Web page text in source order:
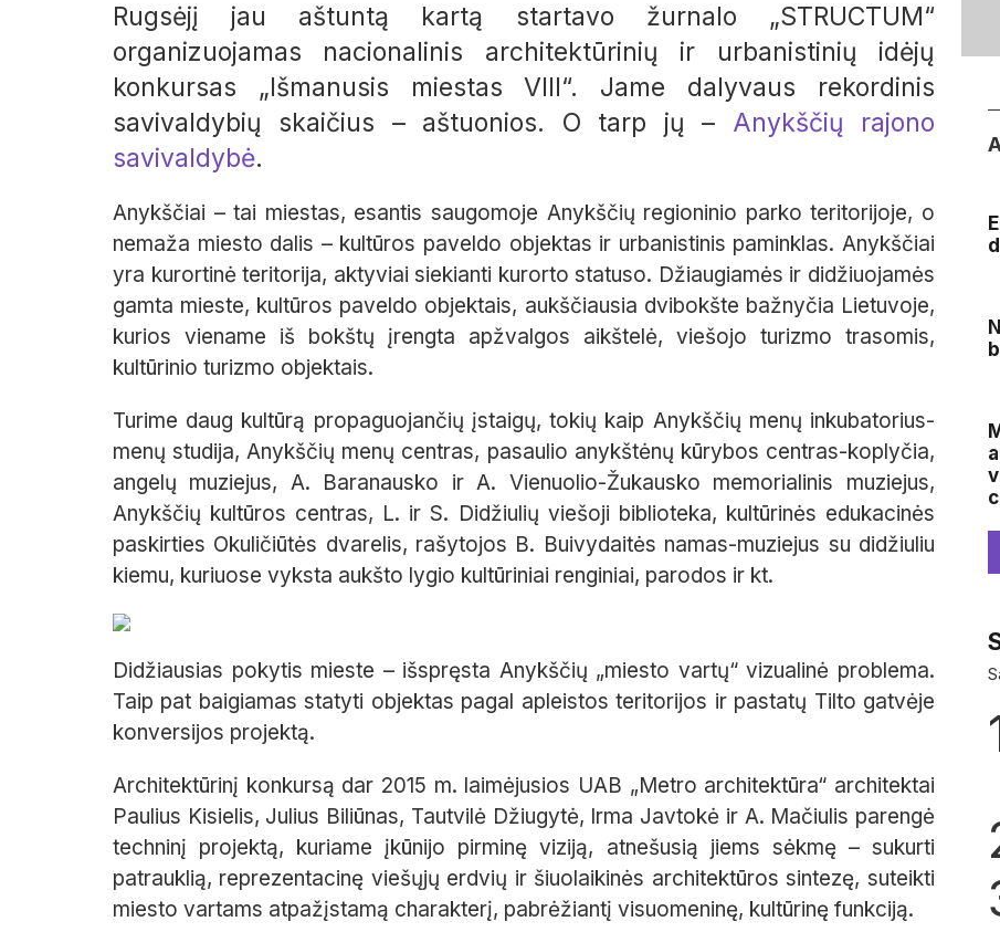
Rugsėjį jau aštuntą kartą startavo žurnalo „STRUCTUM“
organizuojamas nacionalinis architektūrinių ir urbanistinių idėjų
konkursas „Išmanusis miestas VIII“. Jame dalyvaus rekordinis
savivaldybių skaičius – aštuonios. O tarp jų – Anykščių rajono
savivaldybė.
Anykščiai – tai miestas, esantis saugomoje Anykščių regioninio parko teritorijoje, o
nemaža miesto dalis – kultūros paveldo objektas ir urbanistinis paminklas. Anykščiai
yra kurortinė teritorija, aktyviai siekianti kurorto statuso. Džiaugiamės ir didžiuojamės
gamta mieste, kultūros paveldo objektais, aukščiausia dvibokšte bažnyčia Lietuvoje,
kurios viename iš bokštų įrengta apžvalgos aikštelė, viešojo turizmo trasomis,
kultūrinio turizmo objektais.
Turime daug kultūrą propaguojančių įstaigų, tokių kaip Anykščių menų inkubatorius-
menų studija, Anykščių menų centras, pasaulio anykštėnų kūrybos centras-koplyčia,
angelų muziejus, A. Baranausko ir A. Vienuolio-Žukausko memorialinis muziejus,
Anykščių kultūros centras, L. ir S. Didžiulių viešoji biblioteka, kultūrinės edukacinės
paskirties Okuličiūtės dvarelis, rašytojos B. Buivydaitės namas-muziejus su didžiuliu
kiemu, kuriuose vyksta aukšto lygio kultūriniai renginiai, parodos ir kt.
Didžiausias pokytis mieste – išspręsta Anykščių „miesto vartų“ vizualinė problema.
Taip pat baigiamas statyti objektas pagal apleistos teritorijos ir pastatų Tilto gatvėje
konversijos projektą.
Architektūrinį konkursą dar 2015 m. laimėjusios UAB „Metro architektūra“ architektai
Paulius Kisielis, Julius Biliūnas, Tautvilė Džiugytė, Irma Javtokė ir A. Mačiulis parengė
techninį projektą, kuriame įkūnijo pirminę viziją, atnešusią jiems sėkmę – sukurti
patrauklią, reprezentacinę viešųjų erdvių ir šiuolaikinės architektūros sintezę, suteikti
miesto vartams atpažįstamą charakterį, pabrėžiantį visuomeninę, kultūrinę funkciją.